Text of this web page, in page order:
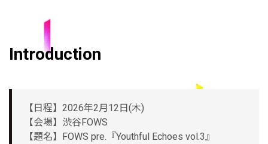
Introduction
【日程】2026年2月12日(木)
【会場】渋谷FOWS
【題名】FOWS pre.『Youthful Echoes vol.3』